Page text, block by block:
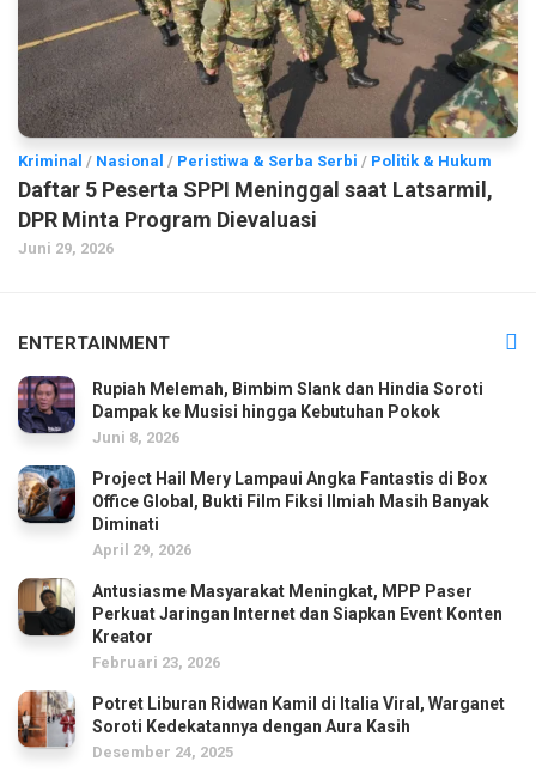
Kriminal / Nasional / Peristiwa & Serba Serbi / Politik & Hukum
Daftar 5 Peserta SPPI Meninggal saat Latsarmil,
DPR Minta Program Dievaluasi
Juni 29, 2026
ENTERTAINMENT
Rupiah Melemah, Bimbim Slank dan Hindia Soroti
Dampak ke Musisi hingga Kebutuhan Pokok
Juni 8, 2026
Project Hail Mery Lampaui Angka Fantastis di Box
Office Global, Bukti Film Fiksi Ilmiah Masih Banyak
Diminati
April 29, 2026
Antusiasme Masyarakat Meningkat, MPP Paser
Perkuat Jaringan Internet dan Siapkan Event Konten
Kreator
Februari 23, 2026
Potret Liburan Ridwan Kamil di Italia Viral, Warganet
Soroti Kedekatannya dengan Aura Kasih
Desember 24, 2025